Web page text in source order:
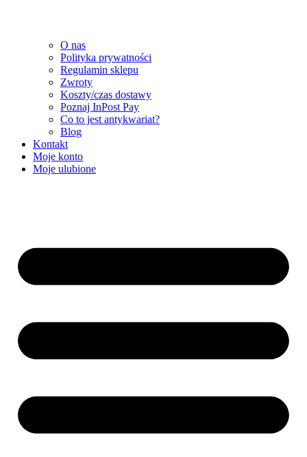
O nas
Polityka prywatności
Regulamin sklepu
Zwroty
Koszty/czas dostawy
Poznaj InPost Pay
Co to jest antykwariat?
Blog
Kontakt
Moje konto
Moje ulubione